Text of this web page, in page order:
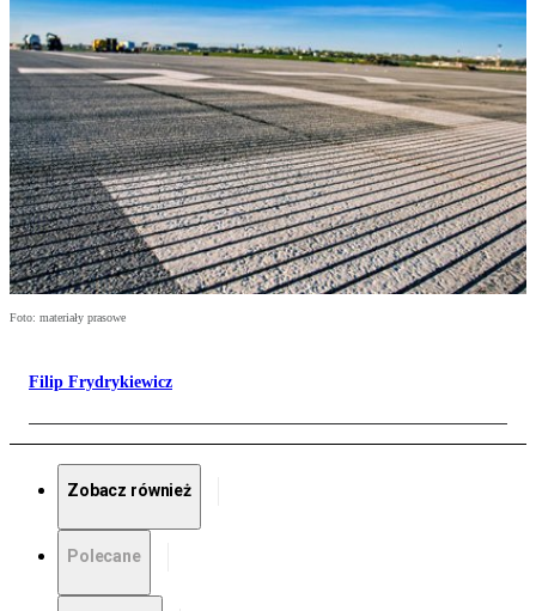
Foto: materiały prasowe
Filip Frydrykiewicz
Zobacz również
Polecane